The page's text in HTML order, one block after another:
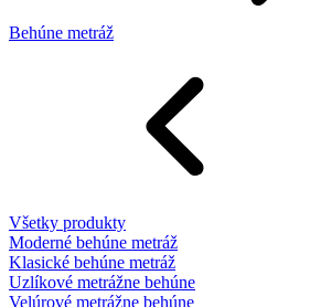
Behúne metráž
Všetky produkty
Moderné behúne metráž
Klasické behúne metráž
Uzlíkové metrážne behúne
Velúrové metrážne behúne